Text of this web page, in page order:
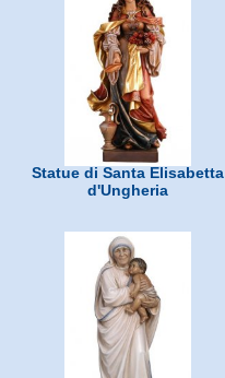
Statue di Santa Elisabetta
d'Ungheria